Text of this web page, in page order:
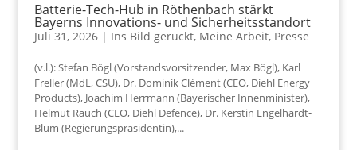
Batterie-Tech-Hub in Röthenbach stärkt
Bayerns Innovations- und Sicherheitsstandort
Juli 31, 2026| Ins Bild gerückt, Meine Arbeit, Presse
(v.l.): Stefan Bögl (Vorstandsvorsitzender, Max Bögl), Karl
Freller (MdL, CSU), Dr. Dominik Clément (CEO, Diehl Energy
Products), Joachim Herrmann (Bayerischer Innenminister),
Helmut Rauch (CEO, Diehl Defence), Dr. Kerstin Engelhardt-
Blum (Regierungspräsidentin),...